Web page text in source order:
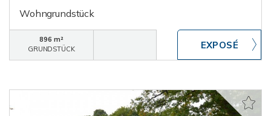
Wohngrundstück
896 m²
GRUNDSTÜCK